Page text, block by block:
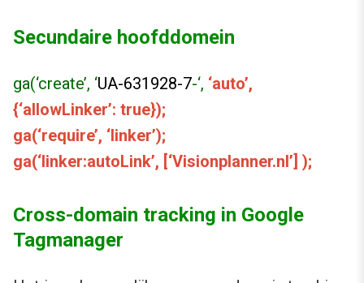
Secundaire hoofddomein
ga(‘create’, ‘UA-631928-7-‘, ‘auto’,
{‘allowLinker’: true});
ga(‘require’, ‘linker’);
ga(‘linker:autoLink’, [‘Visionplanner.nl’] );
Cross-domain tracking in Google
Tagmanager